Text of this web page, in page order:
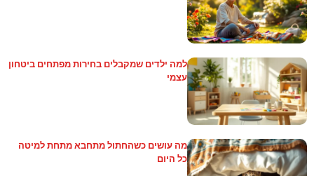
למה ילדים שמקבלים בחירות מפתחים ביטחון
עצמי
מה עושים כשהחתול מתחבא מתחת למיטה
כל היום